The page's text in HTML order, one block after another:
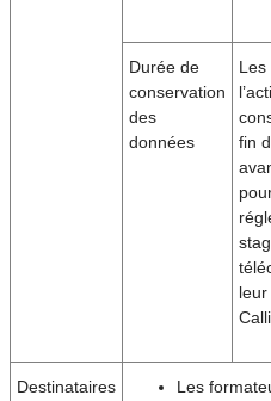
Durée de
conservation
des
données
Les
fin
Destinataires
Les